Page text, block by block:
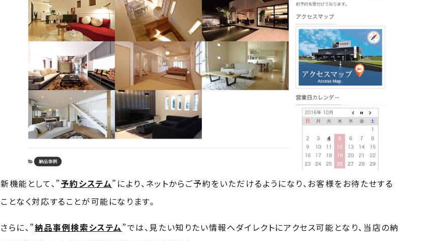
新機能として、”予約システム”により、ネットからご予約をいただけるようになり、お客様をお待たせする
ことなく対応することが可能になります。
さらに、”納品事例検索システム”では、見たい知りたい情報へダイレクトにアクセス可能となり、当店の納